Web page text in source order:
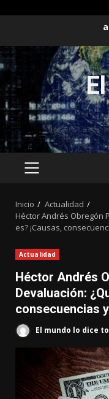
contenido
MENÚ
Inicio
Actualidad
Héctor Andrés Obregón
es? ¡Causas,
Actualidad
Héctor Andrés
Devaluación:
consecuencias
El mundo lo dice